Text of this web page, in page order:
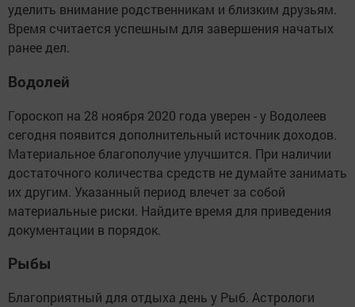
уделить внимание родственникам и близким друзьям.
Время считается успешным для завершения начатых
ранее дел.
Водолей
Гороскоп на 28 ноября 2020 года уверен - у Водолеев
сегодня появится дополнительный источник доходов.
Материальное благополучие улучшится. При наличии
достаточного количества средств не думайте занимать
их другим. Указанный период влечет за собой
материальные риски. Найдите время для приведения
документации в порядок.
Рыбы
Благоприятный для отдыха день у Рыб. Астрологи